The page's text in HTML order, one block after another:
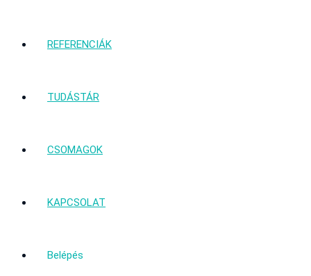
REFERENCIÁK
TUDÁSTÁR
CSOMAGOK
KAPCSOLAT
Belépés